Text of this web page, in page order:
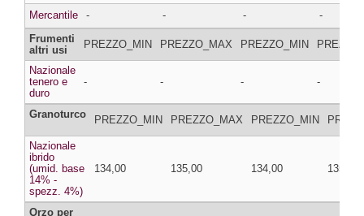
Mercantile - - -
-
Frumenti
altri usi
PREZZO_MIN PREZZO_MAX PREZZO_MIN
Nazionale
tenero e
duro
- - - -
Granoturco PREZZO_MIN PREZZO_MAX PREZZO_MIN
Nazionale
ibrido
(umid. base
14% -
spezz. 4%)
134,00 135,00 134,00 135,00
Orzo per